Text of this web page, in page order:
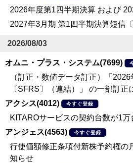
2026年度第1四半期決算 および
2027年3月期 第1四半期決算短信
2026/08/03
オムニ・プラス・システム(7699)
（訂正・数値データ訂正）「
〔SFRS〕（連結）」 の一部訂正
アクシス(4012)
今すぐ登録
KITAROサービスの契約台数が1万
アンジェス(4563)
今すぐ登録
行使価額修正条項付新株予約権の
知らせ